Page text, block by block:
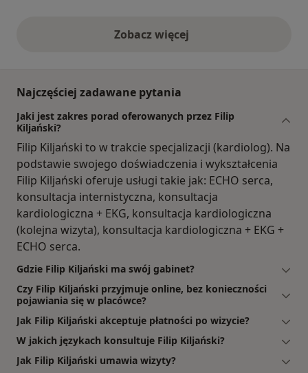
Zobacz więcejopinie powyżej
Najczęściej zadawane pytania
Jaki jest zakres porad oferowanych przez Filip
Kiljański?
Filip Kiljański to w trakcie specjalizacji (kardiolog). Na
podstawie swojego doświadczenia i wykształcenia
Filip Kiljański oferuje usługi takie jak: ECHO serca,
konsultacja internistyczna, konsultacja
kardiologiczna + EKG, konsultacja kardiologiczna
(kolejna wizyta), konsultacja kardiologiczna + EKG +
ECHO serca.
Gdzie Filip Kiljański ma swój gabinet?
Czy Filip Kiljański przyjmuje online, bez konieczności
pojawiania się w placówce?
Jak Filip Kiljański akceptuje płatności po wizycie?
W jakich językach konsultuje Filip Kiljański?
Jak Filip Kiljański umawia wizyty?